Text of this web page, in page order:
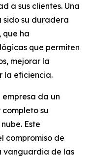
a sus clientes. Una
sido su duradera
que ha
que permiten
mejorar la
la eficiencia.
empresa da un
su
Este
compromiso de
vanguardia de las